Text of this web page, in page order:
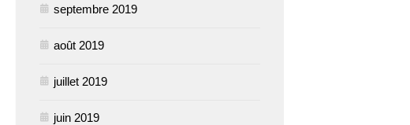
septembre 2019
août 2019
juillet 2019
juin 2019